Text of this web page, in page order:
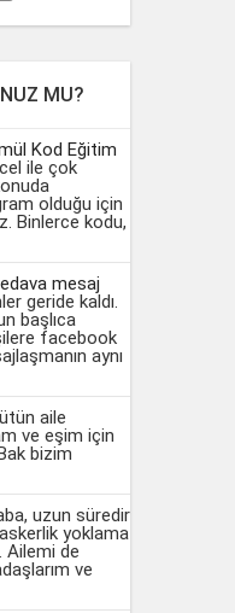
MU?
Kod Eğitim
ile çok
olduğu için
Binlerce kodu,
mesaj
geride kaldı.
başlıca
facebook
aynı
aile
ve eşim için
bizim
uzun süredir
yoklama
Ailemi de
ve